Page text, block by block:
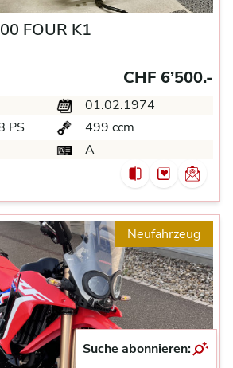
FOUR K1
CHF 6’500.-
01.02.1974
PS
499 ccm
A
Neufahrzeug
Suche abonnieren: